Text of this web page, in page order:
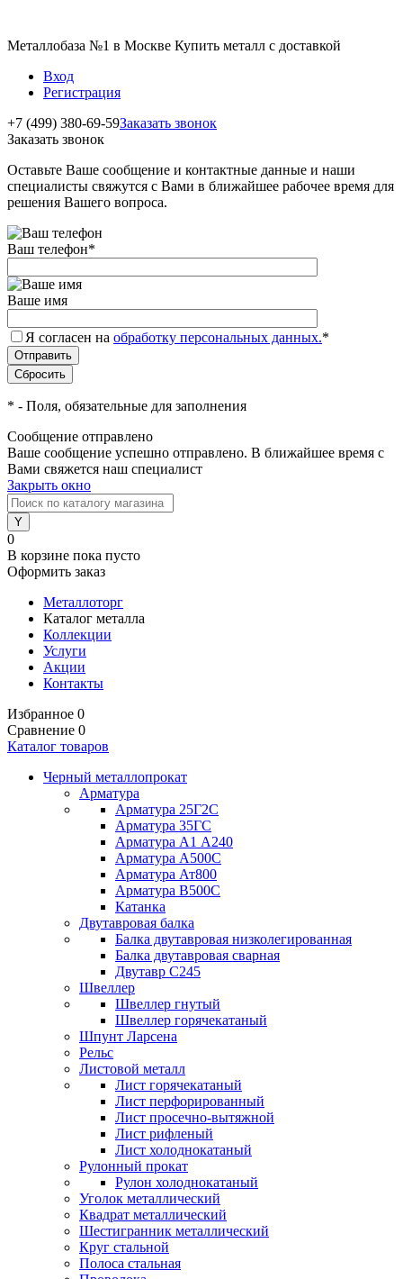
Металлобаза №1 в Москве Купить металл с доставкой
Вход
Регистрация
+7 (499) 380-69-59Заказать звонок
Заказать звонок
Оставьте Ваше сообщение и контактные данные и наши
специалисты свяжутся с Вами в ближайшее рабочее время для
решения Вашего вопроса.
Ваш телефон*
Ваше имя
Я согласен на обработку персональных данных.*
* - Поля, обязательные для заполнения
Сообщение отправлено
Ваше сообщение успешно отправлено. В ближайшее время с
Вами свяжется наш специалист
Закрыть окно
0
В корзине пока пусто
Оформить заказ
Металлоторг
Каталог металла
Коллекции
Услуги
Акции
Контакты
Избранное 0
Сравнение 0
Каталог товаров
Черный металлопрокат
Арматура
Арматура 25Г2С
Арматура 35ГС
Арматура А1 А240
Арматура А500С
Арматура Ат800
Арматура В500С
Катанка
Двутавровая балка
Балка двутавровая низколегированная
Балка двутавровая сварная
Двутавр С245
Швеллер
Швеллер гнутый
Швеллер горячекатаный
Шпунт Ларсена
Рельс
Листовой металл
Лист горячекатаный
Лист перфорированный
Лист просечно-вытяжной
Лист рифленый
Лист холоднокатаный
Рулонный прокат
Рулон холоднокатаный
Уголок металлический
Квадрат металлический
Шестигранник металлический
Круг стальной
Полоса стальная